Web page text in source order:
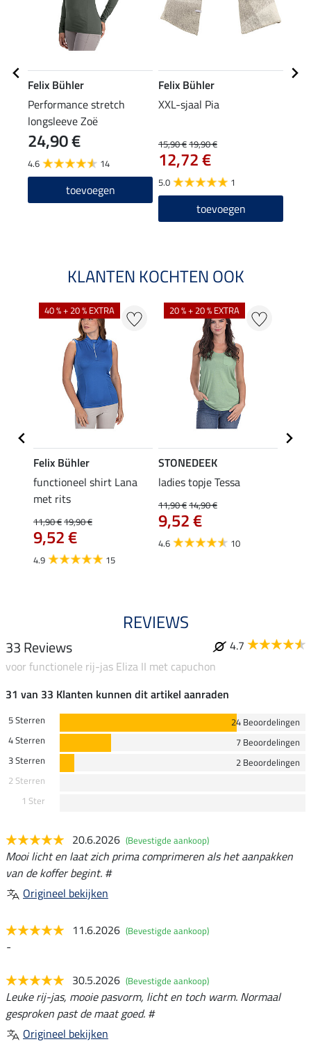
Felix Bühler
Performance stretch
longsleeve Zoë
24,90 €
4.6 14
toevoegen
Felix Bühler
XXL-sjaal Pia
15,90 €19,90 €
12,72 €
5.0 1
toevoegen
KLANTEN KOCHTEN OOK
40 % + 20 % EXTRA
Felix Bühler
functioneel shirt Lana
met rits
11,90 €19,90 €
9,52 €
4.9 15
20 % + 20 % EXTRA
STONEDEEK
ladies topje Tessa
11,90 €14,90 €
9,52 €
4.6 10
REVIEWS
33 Reviews
4.7
voor functionele rij-jas Eliza II met capuchon
31 van 33 Klanten kunnen dit artikel aanraden
5 Sterren
24 Beoordelingen
4 Sterren
7 Beoordelingen
3 Sterren
2 Beoordelingen
2 Sterren
1 Ster
20.6.2026 (Bevestigde aankoop)
Mooi licht en laat zich prima comprimeren als het aanpakken
van de koffer begint. #
Origineel bekijken
11.6.2026 (Bevestigde aankoop)
-
30.5.2026 (Bevestigde aankoop)
Leuke rij-jas, mooie pasvorm, licht en toch warm. Normaal
gesproken past de maat goed. #
Origineel bekijken